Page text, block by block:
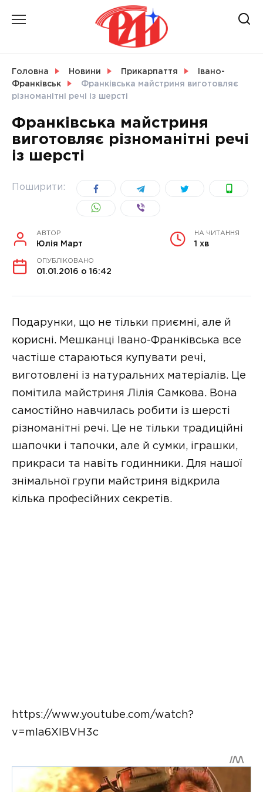
СВІТ
УКРАЇНА
Головна Новини Прикарпаття
Івано-
Франківськ
Франківська майстриня виготовляє
різноманітні речі із шерсті
Франківська майстриня
виготовляє різноманітні речі
із шерсті
Поширити:
АВТОР
Юлія Март
НА ЧИТАННЯ
1 хв
ОПУБЛІКОВАНО
01.01.2016 о 16:42
Подарунки, що не тільки приємні, але й
корисні. Мешканці Івано-Франківська все
частіше стараються купувати речі,
виготовлені із натуральних матеріалів. Це
помітила майстриня Лілія Самкова. Вона
самостійно навчилась робити із шерсті
різноманітні речі. Це не тільки традиційні
шапочки і тапочки, але й сумки, іграшки,
прикраси та навіть годинники. Для нашої
знімальної групи майстриня відкрила
кілька професійних секретів.
https://www.youtube.com/watch?
v=mIa6XIBVH3c